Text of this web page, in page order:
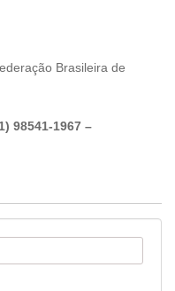
Brasileira de
98541-1967 –